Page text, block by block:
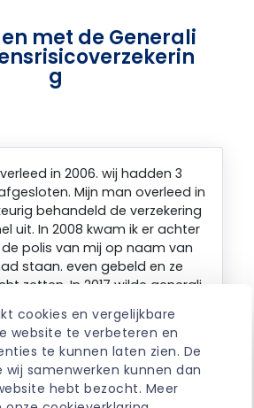
cookies en vergelijkbare
website te verbeteren en
te kunnen laten zien. De
samenwerken kunnen dan
hebt bezocht. Meer
met de Generali
g
in 2006. wij hadden 3
Mijn man overleed in
behandeld de verzekering
uit. In 2008 kwam ik er achter
polis van mij op naam van
staan. even gebeld en ze
zetten. In 2017 wilde generali
recht zetten is gebeurd op 1
de polis, want op 1 april
zo zat, dat ik een mail stuurde
Dat ik al zolang bezig
via mijn rechtsbijstand. Op 4